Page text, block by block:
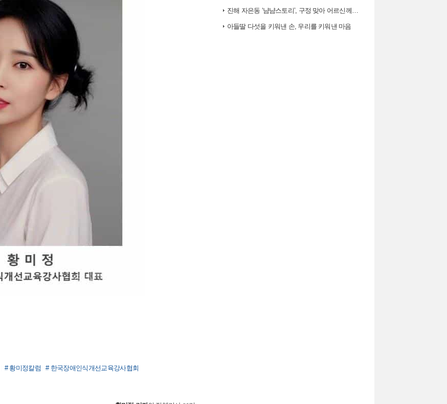
# 황미정칼럼 # 한국장애인식개선교육강사협회
진해 자은동 ‘냠냠스토리’, 구정 맞아 어르신께 ‘따뜻한 한 끼, 떡국’…
아들딸 다섯을 키워낸 손, 우리를 키워낸 마음